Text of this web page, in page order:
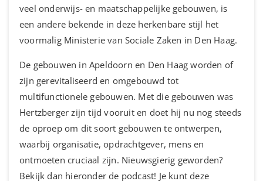
veel onderwijs- en maatschappelijke gebouwen, is
een andere bekende in deze herkenbare stijl het
voormalig Ministerie van Sociale Zaken in Den Haag.
De gebouwen in Apeldoorn en Den Haag worden of
zijn gerevitaliseerd en omgebouwd tot
multifunctionele gebouwen. Met die gebouwen was
Hertzberger zijn tijd vooruit en doet hij nu nog steeds
de oproep om dit soort gebouwen te ontwerpen,
waarbij organisatie, opdrachtgever, mens en
ontmoeten cruciaal zijn. Nieuwsgierig geworden?
Bekijk dan hieronder de podcast! Je kunt deze